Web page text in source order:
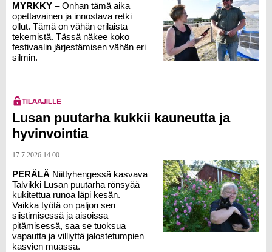
MYRKKY – Onhan tämä aika
opettavainen ja innostava retki
ollut. Tämä on vähän erilaista
tekemistä. Tässä näkee koko
festivaalin järjestämisen vähän eri
silmin.
Lusan puutarha kukkii kauneutta ja
hyvinvointia
17.7.2026 14.00
PERÄLÄ Niittyhengessä kasvava
Talvikki Lusan puutarha rönsyää
kukitettua runoa läpi kesän.
Vaikka työtä on paljon sen
siistimisessä ja aisoissa
pitämisessä, saa se tuoksua
vapautta ja villiyttä jalostetumpien
kasvien muassa.